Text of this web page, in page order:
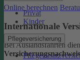
Privat
Kinder
Pflegeversicherung
Online berechnen
Internationale
Bei Auslandsfahrten
Versicherungsnachweis